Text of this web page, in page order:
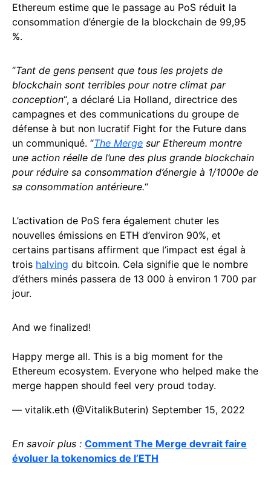
Ethereum estime que le passage au PoS réduit la
consommation d’énergie de la blockchain de 99,95
%.
“Tant de gens pensent que tous les projets de
blockchain sont terribles pour notre climat par
conception“, a déclaré Lia Holland, directrice des
campagnes et des communications du groupe de
défense à but non lucratif Fight for the Future dans
un communiqué. “The Merge sur Ethereum montre
une action réelle de l’une des plus grande blockchain
pour réduire sa consommation d’énergie à 1/1000e de
sa consommation antérieure.“
L’activation de PoS fera également chuter les
nouvelles émissions en ETH d’environ 90%, et
certains partisans affirment que l’impact est égal à
trois halving du bitcoin. Cela signifie que le nombre
d’éthers minés passera de 13 000 à environ 1 700 par
jour.
And we finalized!
Happy merge all. This is a big moment for the
Ethereum ecosystem. Everyone who helped make the
merge happen should feel very proud today.
— vitalik.eth (@VitalikButerin) September 15, 2022
En savoir plus : Comment The Merge devrait faire
évoluer la tokenomics de l’ETH